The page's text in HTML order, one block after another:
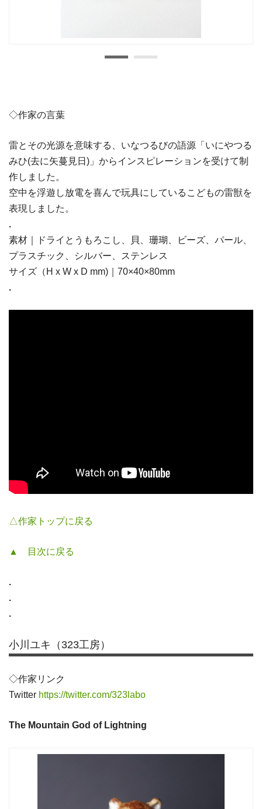
◇作家の言葉
雷とその光源を意味する、いなつるびの語源「いにやつる
みひ(去に矢蔓見日)」からインスピレーションを受けて制
作しました。
空中を浮遊し放電を喜んで玩具にしているこどもの雷獣を
表現しました。
.
素材｜ドライとうもろこし、貝、珊瑚、ビーズ、パール、
プラスチック、シルバー、ステンレス
サイズ（H x W x D mm)｜70×40×80mm
.
△作家トップに戻る
▲ 目次に戻る
.
.
.
小川ユキ（323工房）
◇作家リンク
Twitter https://twitter.com/323labo
The Mountain God of Lightning